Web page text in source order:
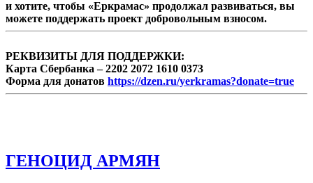
и хотите, чтобы «Еркрамас» продолжал развиваться, вы
можете поддержать проект добровольным взносом.
РЕКВИЗИТЫ ДЛЯ ПОДДЕРЖКИ:
Карта Сбербанка – 2202 2072 1610 0373
Форма для донатов https://dzen.ru/yerkramas?donate=true
ГЕНОЦИД АРМЯН